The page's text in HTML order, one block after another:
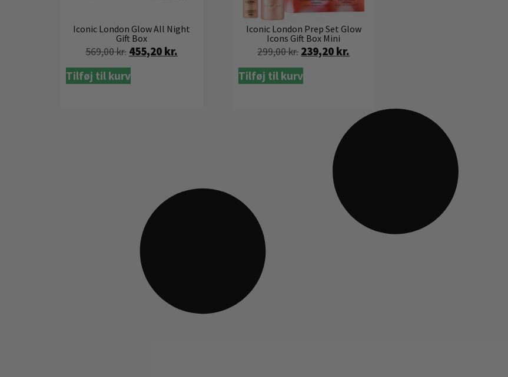
Iconic London Glow All Night
Gift Box
569,00kr. 455,20 kr.
Tilføj til kurv
Iconic London Prep Set Glow
Icons Gift Box Mini
299,00kr. 239,20 kr.
Tilføj til kurv